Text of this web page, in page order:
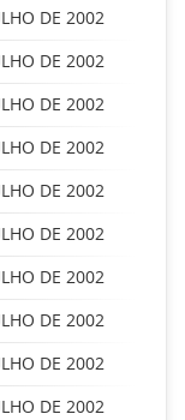
DE 2002
DE 2002
DE 2002
DE 2002
DE 2002
DE 2002
DE 2002
DE 2002
DE 2002
DE 2002